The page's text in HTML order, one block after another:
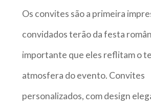
Os convites são a primeira
convidados terão da festa
importante que eles reflitam o
atmosfera do evento. Convites
personalizados, com design